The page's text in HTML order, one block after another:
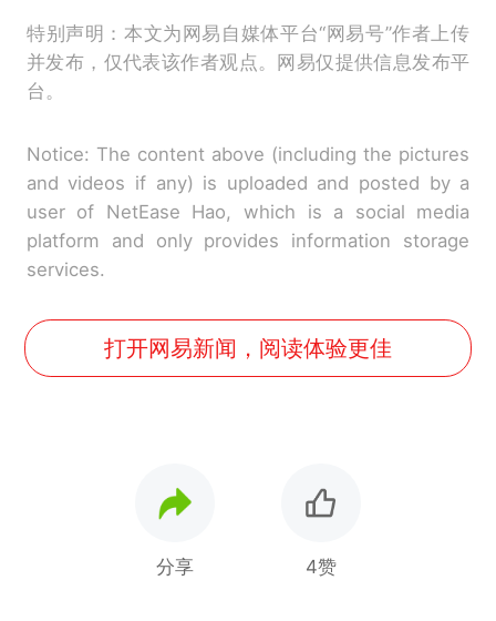
特别声明：本文为网易自媒体平台“网易号”作者上传
并发布，仅代表该作者观点。网易仅提供信息发布平
台。
Notice: The content above (including the pictures
and videos if any) is uploaded and posted by a
user of NetEase Hao, which is a social media
platform and only provides information storage
services.
打开网易新闻，阅读体验更佳
分享 4赞